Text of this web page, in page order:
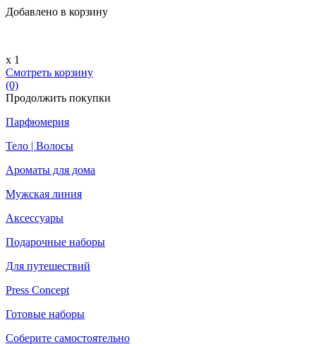
Добавлено в корзину
х 1
Смотреть корзину
(0)
Продолжить покупки
Парфюмерия
Тело | Волосы
Ароматы для дома
Мужская линия
Аксессуары
Подарочные наборы
Для путешествий
Press Concept
Готовые наборы
Соберите самостоятельно